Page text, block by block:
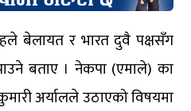
बेलायत र भारत दुवै पक्षसँग
बताए । नेकपा (एमाले) का
अर्यालले उठाएको विषयमा